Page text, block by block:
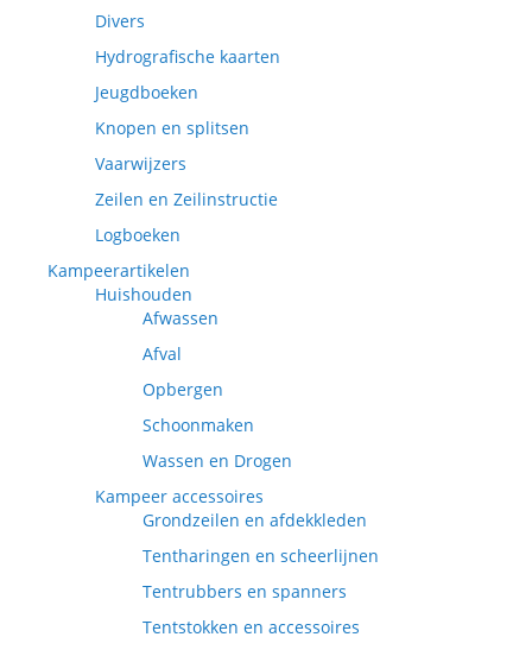
Divers
Hydrografische kaarten
Jeugdboeken
Knopen en splitsen
Vaarwijzers
Zeilen en Zeilinstructie
Logboeken
Kampeerartikelen
Huishouden
Afwassen
Afval
Opbergen
Schoonmaken
Wassen en Drogen
Kampeer accessoires
Grondzeilen en afdekkleden
Tentharingen en scheerlijnen
Tentrubbers en spanners
Tentstokken en accessoires